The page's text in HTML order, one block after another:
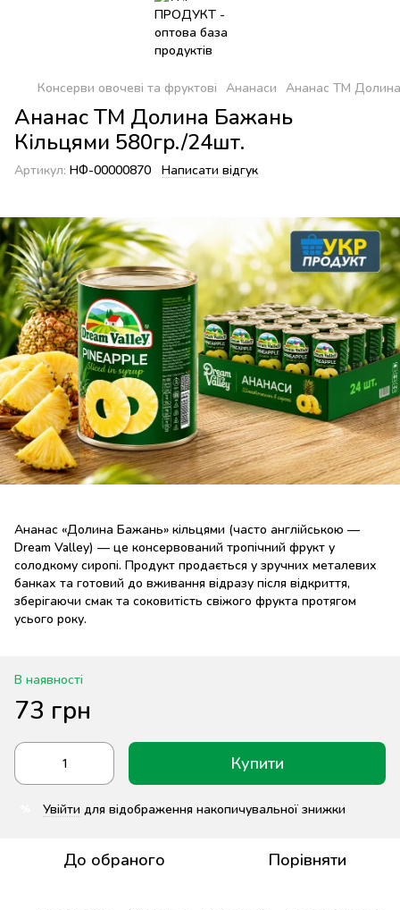
Консерви овочеві та фруктові Ананаси Ананас ТМ
Ананас ТМ Долина Бажань
Кільцями 580гр./24шт.
Артикул: НФ-00000870 Написати відгук
Ананас «Долина Бажань» кільцями (часто англійською —
Dream Valley) — це консервований тропічний фрукт у
солодкому сиропі. Продукт продається у зручних металевих
банках та готовий до вживання відразу після відкриття,
зберігаючи смак та соковитість свіжого фрукта протягом
усього року.
В наявності
73 грн
Купити
Увійти для відображення накопичувальної знижки
До обраного Порівняти